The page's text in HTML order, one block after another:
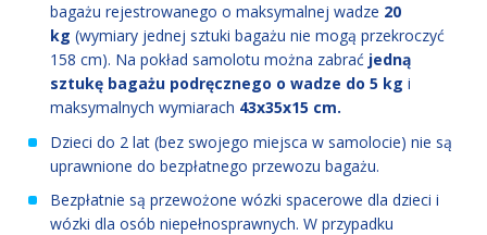
bagażu rejestrowanego o maksymalnej wadze 20
kg (wymiary jednej sztuki bagażu nie mogą przekroczyć
158 cm). Na pokład samolotu można zabrać jedną
sztukę bagażu podręcznego o wadze do 5 kg i
maksymalnych wymiarach 43x35x15 cm.
Dzieci do 2 lat (bez swojego miejsca w samolocie) nie są
uprawnione do bezpłatnego przewozu bagażu.
Bezpłatnie są przewożone wózki spacerowe dla dzieci i
wózki dla osób niepełnosprawnych. W przypadku